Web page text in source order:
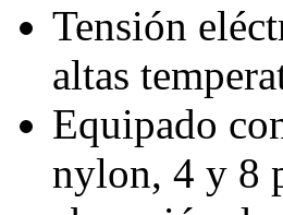
Tensión
altas
Equipado
nylon, 4 y 8